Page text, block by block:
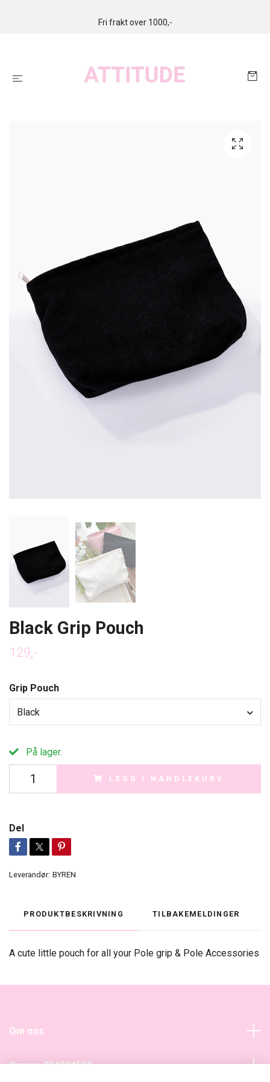
Fri frakt over 1000,-
Black Grip Pouch
129,-
Grip Pouch
Black
På lager.
LEGG I HANDLEKURV
Del
Leverandør: BYREN
PRODUKTBESKRIVNING TILBAKEMELDINGER
A cute little pouch for all your Pole grip & Pole Accessories
Om oss
Org nr: 934384539